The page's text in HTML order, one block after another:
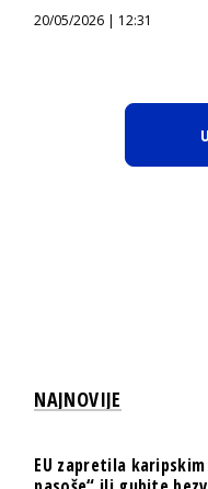
20/05/2026 | 12:31
NAJNOVIJE
EU zapretila